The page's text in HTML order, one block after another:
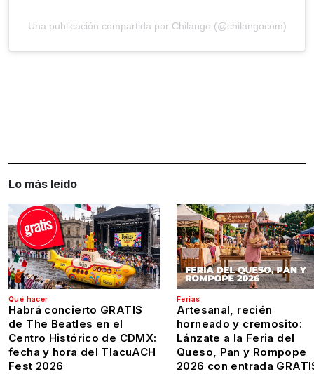
Una publicación compartida por Chilango (@chilangocom)
Lo más leído
Qué hacer
Habrá concierto GRATIS
de The Beatles en el
Centro Histórico de CDMX:
fecha y hora del TlacuACH
Fest 2026
Ferias
Artesanal, recién
horneado y cremosito:
Lánzate a la Feria del
Queso, Pan y Rompope
2026 con entrada